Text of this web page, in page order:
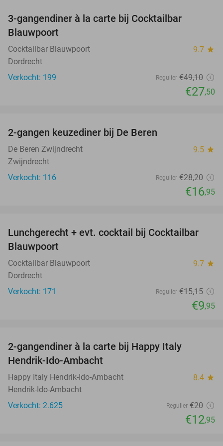
3-gangendiner à la carte bij Cocktailbar
Blauwpoort
Cocktailbar Blauwpoort 9.7 star
Dordrecht
Verkocht: 199
Regulier €49,10
€27,50
2-gangen keuzediner bij De Beren
De Beren Zwijndrecht 9.5 star
Zwijndrecht
Verkocht: 116
Regulier €28,20
€16,95
34%
Lunchgerecht + evt. cocktail bij Cocktailbar
Blauwpoort
Cocktailbar Blauwpoort 9.7 star
Dordrecht
Verkocht: 171
Regulier €15,15
€9,95
2-gangendiner à la carte bij Happy Italy
Hendrik-Ido-Ambacht
Happy Italy Hendrik-Ido-Ambacht 8.4 star
Hendrik-Ido-Ambacht
Verkocht: 2.625
Regulier €20
€12,95